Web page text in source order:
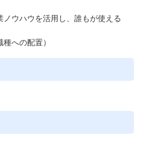
ウハウを活用し、誰もが使える
への配置）